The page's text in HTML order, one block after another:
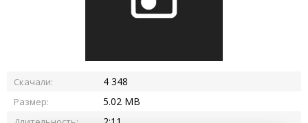
Скачали: 4 348
Размер: 5.02 MB